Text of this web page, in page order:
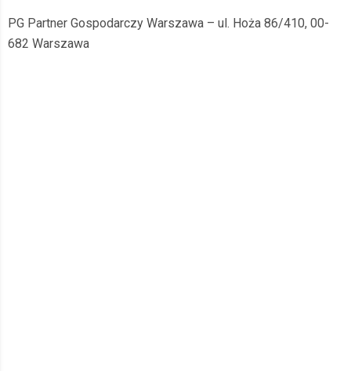
PG Partner Gospodarczy Warszawa – ul. Hoża 86/410, 00-
682 Warszawa